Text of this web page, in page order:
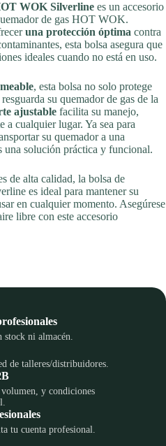
WOK Silverline es un accesorio
de gas HOT WOK.
una protección óptima contra
esta bolsa asegura que
ideales cuando no está en uso.
, esta bolsa no solo protege
su quemador de gas de la
ajustable facilita su manejo,
cualquier lugar. Ya sea para
su quemador a una
una solución práctica y funcional.
de alta calidad, la bolsa de
es ideal para mantener su
en cualquier momento. Asegúrese
libre con este accesorio
stock ni almacén.
de talleres/distribuidores.
volumen, y condiciones
tu cuenta profesional.